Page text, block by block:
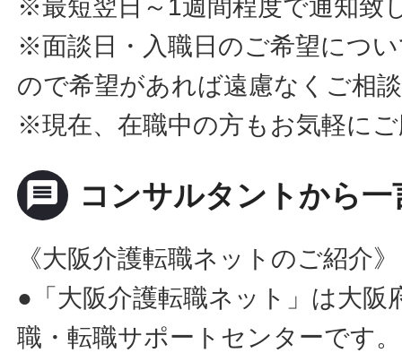
※最短翌日～1週間程度で通知致
※面談日・入職日のご希望につ
ので希望があれば遠慮なくご相
※現在、在職中の方もお気軽に
message コンサルタントから一
《大阪介護転職ネットのご紹介》
●「大阪介護転職ネット」は大阪
職・転職サポートセンターです